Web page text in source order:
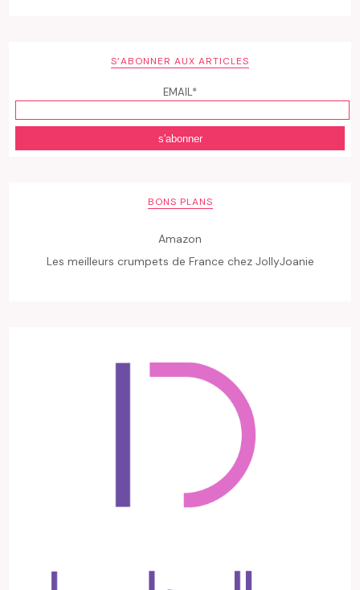
S’ABONNER AUX ARTICLES
EMAIL*
BONS PLANS
Amazon
Les meilleurs crumpets de France chez JollyJoanie